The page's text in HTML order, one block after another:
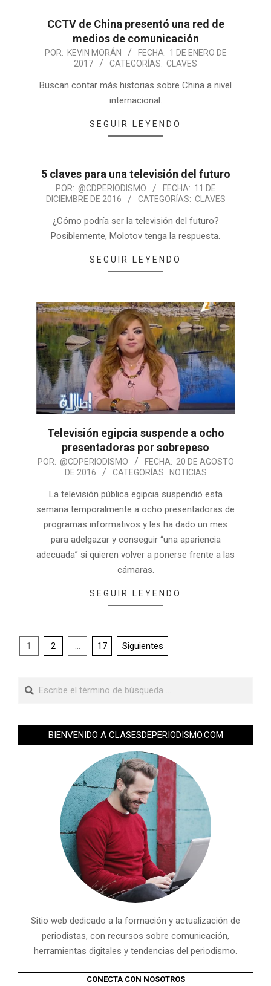
CCTV de China presentó una red de
medios de comunicación
POR: KEVIN MORÁN FECHA: 1 DE ENERO DE
2017
CATEGORÍAS: CLAVES
Buscan contar más historias sobre China a nivel
internacional.
SEGUIR LEYENDO
5 claves para una televisión del futuro
POR: @CDPERIODISMO FECHA: 11 DE
DICIEMBRE DE 2016
CATEGORÍAS: CLAVES
¿Cómo podría ser la televisión del futuro?
Posiblemente, Molotov tenga la respuesta.
SEGUIR LEYENDO
Televisión egipcia suspende a ocho
presentadoras por sobrepeso
POR: @CDPERIODISMO FECHA: 20 DE AGOSTO
DE 2016
CATEGORÍAS: NOTICIAS
La televisión pública egipcia suspendió esta
semana temporalmente a ocho presentadoras de
programas informativos y les ha dado un mes
para adelgazar y conseguir “una apariencia
adecuada” si quieren volver a ponerse frente a las
cámaras.
SEGUIR LEYENDO
1 2 … 17 Siguientes
BIENVENIDO A CLASESDEPERIODISMO.COM
Sitio web dedicado a la formación y actualización de
periodistas, con recursos sobre comunicación,
herramientas digitales y tendencias del periodismo.
CONECTA CON NOSOTROS